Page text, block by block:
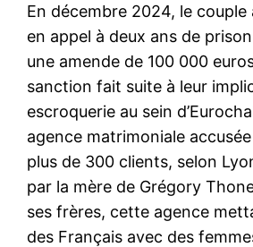
En décembre 2024, le
en appel à deux ans de
une amende de 100 000
sanction fait suite à leur
escroquerie au sein
agence matrimoniale
plus de 300 clients, selon
par la mère de Grégory
ses frères, cette agence
des Français avec des